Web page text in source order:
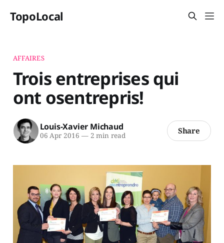
TopoLocal
AFFAIRES
Trois entreprises qui
ont osentrepris!
Louis-Xavier Michaud
06 Apr 2016 —2 min read Share